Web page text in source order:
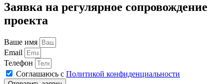
Заявка на регулярное сопровождение
проекта
Ваше имя
Email
Телефон
Соглашаюсь с Политикой конфиденциальности